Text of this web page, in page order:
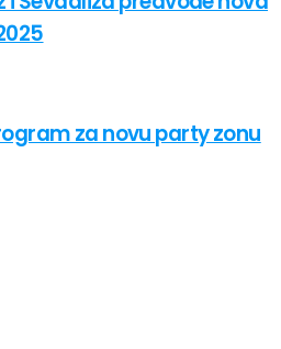
za novu party zonu